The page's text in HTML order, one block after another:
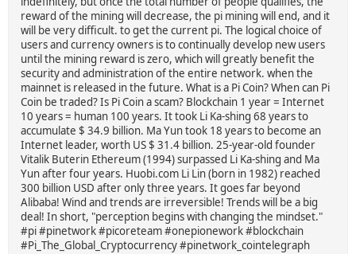
reward of the mining will decrease, the pi mining will end, and it
will be very difficult. to get the current pi. The logical choice of
users and currency owners is to continually develop new users
until the mining reward is zero, which will greatly benefit the
security and administration of the entire network. when the
mainnet is released in the future. What is a Pi Coin? When can Pi
Coin be traded? Is Pi Coin a scam? Blockchain 1 year = Internet
10 years = human 100 years. It took Li Ka-shing 68 years to
accumulate $ 34.9 billion. Ma Yun took 18 years to become an
Internet leader, worth US $ 31.4 billion. 25-year-old founder
Vitalik Buterin Ethereum (1994) surpassed Li Ka-shing and Ma
Yun after four years. Huobi.com Li Lin (born in 1982) reached
300 billion USD after only three years. It goes far beyond
Alibaba! Wind and trends are irreversible! Trends will be a big
deal! In short, "perception begins with changing the mindset."
#pi #pinetwork #picoreteam #onepionework #blockchain
#Pi_The_Global_Cryptocurrency #pinetwork_cointelegraph